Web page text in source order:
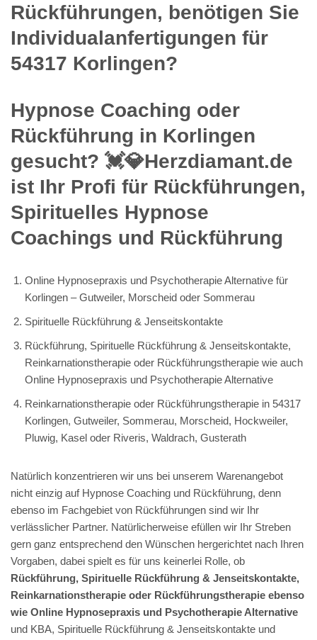
Rückführungen, benötigen Sie
Individualanfertigungen für
54317 Korlingen?
Hypnose Coaching oder
Rückführung in Korlingen
gesucht? 💓️💎Herzdiamant.de
ist Ihr Profi für Rückführungen,
Spirituelles Hypnose
Coachings und Rückführung
Online Hypnosepraxis und Psychotherapie Alternative für
Korlingen – Gutweiler, Morscheid oder Sommerau
Spirituelle Rückführung & Jenseitskontakte
Rückführung, Spirituelle Rückführung & Jenseitskontakte,
Reinkarnationstherapie oder Rückführungstherapie wie auch
Online Hypnosepraxis und Psychotherapie Alternative
Reinkarnationstherapie oder Rückführungstherapie in 54317
Korlingen, Gutweiler, Sommerau, Morscheid, Hockweiler,
Pluwig, Kasel oder Riveris, Waldrach, Gusterath
Natürlich konzentrieren wir uns bei unserem Warenangebot
nicht einzig auf Hypnose Coaching und Rückführung, denn
ebenso im Fachgebiet von Rückführungen sind wir Ihr
verlässlicher Partner. Natürlicherweise efüllen wir Ihr Streben
gern ganz entsprechend den Wünschen hergerichtet nach Ihren
Vorgaben, dabei spielt es für uns keinerlei Rolle, ob
Rückführung, Spirituelle Rückführung & Jenseitskontakte,
Reinkarnationstherapie oder Rückführungstherapie ebenso
wie Online Hypnosepraxis und Psychotherapie Alternative
und KBA, Spirituelle Rückführung & Jenseitskontakte und